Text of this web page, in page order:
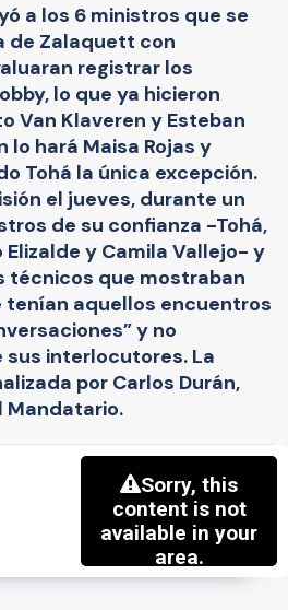
a los 6 ministros que se
de Zalaquett con
registrar los
lo que ya hicieron
Van Klaveren y Esteban
lo hará Maisa Rojas y
Tohá la única excepción.
el jueves, durante un
de su confianza -Tohá,
Elizalde y Camila Vallejo- y
técnicos que mostraban
aquellos encuentros
y no
sus interlocutores. La
por Carlos Durán,
Mandatario.